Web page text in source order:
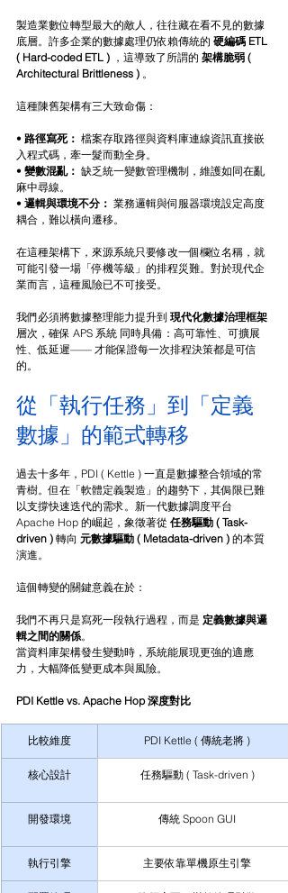
製造業數位轉型最大的敵人，往往藏在看不見的數據
底層。許多企業的數據處理仍依賴傳統的 硬編碼 ETL
( Hard-coded ETL ) ，這導致了所謂的 架構脆弱 (
Architectural Brittleness ) 。
這種陳舊架構有三大致命傷：
• 路徑寫死： 檔案存取路徑與資料庫連線資訊直接嵌
入程式碼，牽一髮而動全身。
• 變數混亂： 缺乏統一變數管理機制，維護如同在亂
麻中尋線。
• 邏輯與環境不分： 業務邏輯與伺服器環境設定高度
耦合，難以橫向遷移。
在這種架構下，來源系統只要修改一個欄位名稱，就
可能引發一場「停機等級」的排程災難。對於現代企
業而言，這種風險已不可接受。
我們必須將數據整理能力提升到 現代化數據治理框架
層次，確保 APS 系統 同時具備：高可靠性、可擴展
性、低延遲—— 才能保證每一次排程決策都是可信
的。
從「執行任務」到「定義
數據」的範式轉移
過去十多年，PDI ( Kettle ) 一直是數據整合領域的常
青樹。但在「軟體定義製造」的趨勢下，其侷限已難
以支撐快速迭代的需求。新一代數據調度平台
Apache Hop 的崛起，象徵著從 任務驅動 ( Task-
driven ) 轉向 元數據驅動 ( Metadata-driven ) 的本質
演進。
這個轉變的關鍵意義在於：
我們不再只是寫死一段執行過程，而是 定義數據與邏
輯之間的關係。
當資料庫架構發生變動時，系統能展現更強的適應
力，大幅降低變更成本與風險。
PDI Kettle vs. Apache Hop 深度對比
比較維度 PDI Kettle ( 傳統老將 )
核心設計 任務驅動 ( Task-driven )
開發環境 傳統 Spoon GUI
執行引擎 主要依靠單機原生引擎